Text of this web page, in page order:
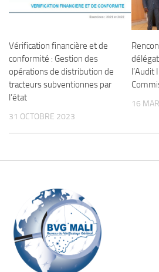
Vérification financière et de
conformité : Gestion des
opérations de distribution de
tracteurs subventionnes par
l’état
31 OCTOBRE 2023
16